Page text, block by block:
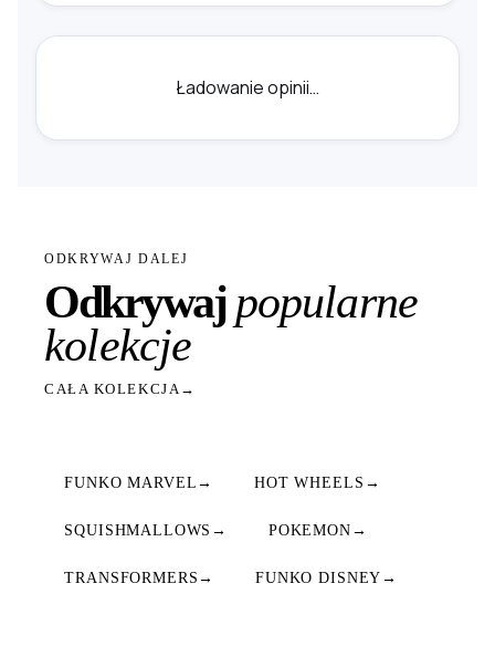
Ładowanie opinii…
ODKRYWAJ DALEJ
Odkrywajpopularne
kolekcje
CAŁA KOLEKCJA →
FUNKO MARVEL → HOT WHEELS →
SQUISHMALLOWS → POKEMON →
TRANSFORMERS → FUNKO DISNEY →